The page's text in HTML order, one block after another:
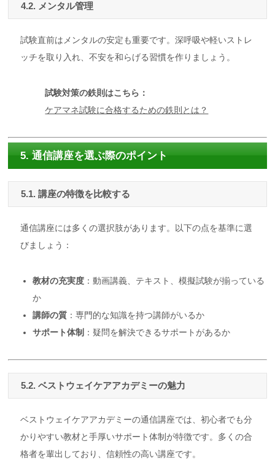
4.2. メンタル管理
試験直前はメンタルの安定も重要です。深呼吸や軽いストレ
ッチを取り入れ、不安を和らげる習慣を作りましょう。
試験対策の鉄則はこちら：
ケアマネ試験に合格するための鉄則とは？
5. 通信講座を選ぶ際のポイント
5.1. 講座の特徴を比較する
通信講座には多くの選択肢があります。以下の点を基準に選
びましょう：
教材の充実度 ：動画講義、テキスト、模擬試験が揃っている
か
講師の質 ：専門的な知識を持つ講師がいるか
サポート体制 ：疑問を解決できるサポートがあるか
5.2. ベストウェイケアアカデミーの魅力
ベストウェイケアアカデミーの通信講座では、初心者でも分
かりやすい教材と手厚いサポート体制が特徴です。多くの合
格者を輩出しており、信頼性の高い講座です。